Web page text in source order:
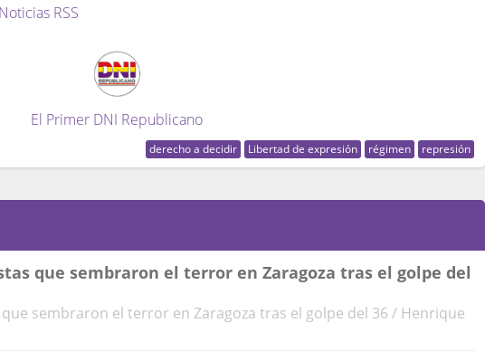
RSS
El Primer DNI Republicano
derecho a decidir Libertad de expresión régimen represión
que sembraron el terror en Zaragoza tras el golpe del
sembraron el terror en Zaragoza tras el golpe del 36 / Henrique